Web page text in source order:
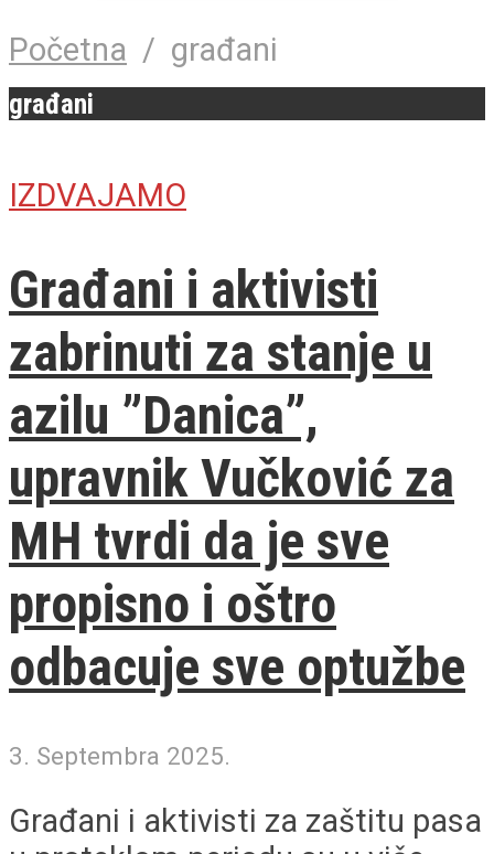
Početna / građani
građani
IZDVAJAMO
Građani i aktivisti
zabrinuti za stanje u
azilu ”Danica”,
upravnik Vučković za
MH tvrdi da je sve
propisno i oštro
odbacuje sve optužbe
3. Septembra 2025.
Građani i aktivisti za zaštitu pasa